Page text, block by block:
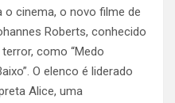
o cinema, o novo filme de
Roberts, conhecido
como “Medo
O elenco é liderado
Alice, uma